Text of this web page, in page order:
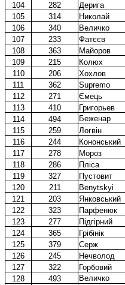
104
282 Дерига
105
314 Николай
106
340 Величко
107
233 Фатєєв
108
363 Майоров
109
215 Колюх
110
206 Хохлов
111
362 Supremo
112
271 Ємець
113
410 Григорьев
114
494 Беженар
115
259 Логвін
116
244 Кононський
117
278 Мороз
118
286 Пліса
119
327 Пустовит
120
211 Benytskyi
121
203 Янковський
122
323 Парфенюк
123
277 Підгірний
124
365 Грібінік
125
379 Серж
126
245 Нечволод
127
322 Горбовий
128
493 Величко